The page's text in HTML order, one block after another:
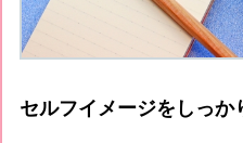
セルフイメージをしっか